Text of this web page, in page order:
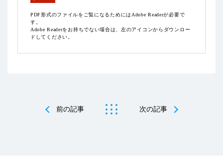
PDF形式のファイルをご覧になるためにはAdobe Readerが必要で
す。
Adobe Readerをお持ちでない場合は、左のアイコンからダウンロー
ドしてください。
前の記事 次の記事